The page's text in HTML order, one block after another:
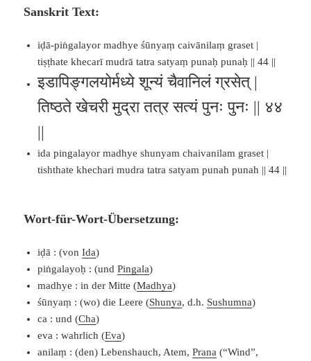
Sanskrit Text:
iḍā-piṅgalayor madhye śūnyaṃ caivānilaṃ graset |
tiṣṭhate khecarī mudrā tatra satyaṃ punaḥ punaḥ || 44 ||
इडापिङ्गलयोर्मध्ये शून्यं चैवानिलं ग्रसेत् |
तिष्ठते खेचरी मुद्रा तत्र सत्यं पुनः पुनः || ४४
||
ida pingalayor madhye shunyam chaivanilam graset |
tishthate khechari mudra tatra satyam punah punah || 44 ||
Wort-für-Wort-Übersetzung:
iḍā : (vonIda)
piṅgalayoḥ : (undPingala)
madhye : in der Mitte (Madhya)
śūnyaṃ : (wo) die Leere (Shunya, d.h. Sushumna)
ca : und (Cha)
eva : wahrlich (Eva)
anilaṃ : (den) Lebenshauch, Atem,Prana (“Wind”,